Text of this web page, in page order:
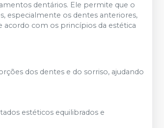
dentários. Ele permite que o
especialmente os dentes anteriores,
acordo com os princípios da estética
dos dentes e do sorriso, ajudando
estéticos equilibrados e